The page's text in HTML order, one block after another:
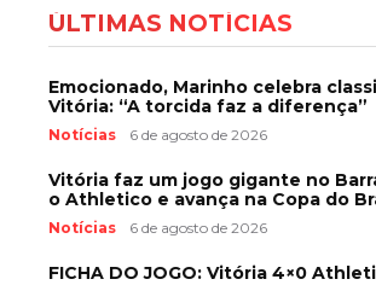
ÚLTIMAS NOTÍCIAS
Emocionado, Marinho celebra
Vitória: “A torcida faz a diferença”
Notícias 6 de agosto de 2026
Vitória faz um jogo gigante no
o Athletico e avança na Copa do
Notícias 6 de agosto de 2026
FICHA DO JOGO: Vitória 4×0